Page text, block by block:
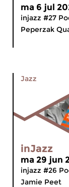
ma 6 jul
injazz #27
Peperzak
Jazz
inJazz
ma 29 jun
injazz #26
Jamie Peet